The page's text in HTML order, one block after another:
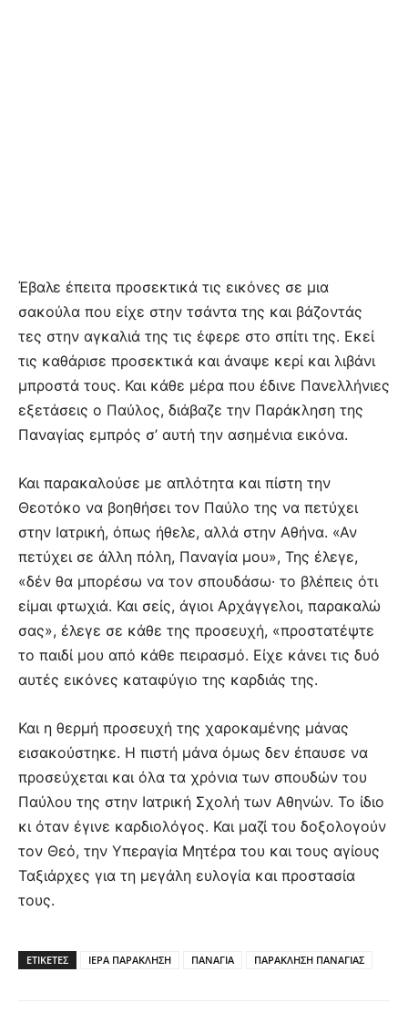
Έβαλε έπειτα προσεκτικά τις εικόνες σε μια
σακούλα που είχε στην τσάντα της και βάζοντάς
τες στην αγκαλιά της τις έφερε στο σπίτι της. Εκεί
τις καθάρισε προσεκτικά και άναψε κερί και λιβάνι
μπροστά τους. Και κάθε μέρα που έδινε Πανελλήνιες
εξετάσεις ο Παύλος, διάβαζε την Παράκληση της
Παναγίας εμπρός σ’ αυτή την ασημένια εικόνα.
Και παρακαλούσε με απλότητα και πίστη την
Θεοτόκο να βοηθήσει τον Παύλο της να πετύχει
στην Ιατρική, όπως ήθελε, αλλά στην Αθήνα. «Αν
πετύχει σε άλλη πόλη, Παναγία μου», Της έλεγε,
«δέν θα μπορέσω να τον σπουδάσω· το βλέπεις ότι
είμαι φτωχιά. Και σείς, άγιοι Αρχάγγελοι, παρακαλώ
σας», έλεγε σε κάθε της προσευχή, «προστατέψτε
το παιδί μου από κάθε πειρασμό. Είχε κάνει τις δυό
αυτές εικόνες καταφύγιο της καρδιάς της.
Και η θερμή προσευχή της χαροκαμένης μάνας
εισακούστηκε. Η πιστή μάνα όμως δεν έπαυσε να
προσεύχεται και όλα τα χρόνια των σπουδών του
Παύλου της στην Ιατρική Σχολή των Αθηνών. Το ίδιο
κι όταν έγινε καρδιολόγος. Και μαζί του δοξολογούν
τον Θεό, την Υπεραγία Μητέρα του και τους αγίους
Ταξιάρχες για τη μεγάλη ευλογία και προστασία
τους.
ΕΤΙΚΕΤΕΣ ΙΕΡΑ ΠΑΡΑΚΛΗΣΗ ΠΑΝΑΓΙΑ ΠΑΡΑΚΛΗΣΗ ΠΑΝΑΓΙΑΣ